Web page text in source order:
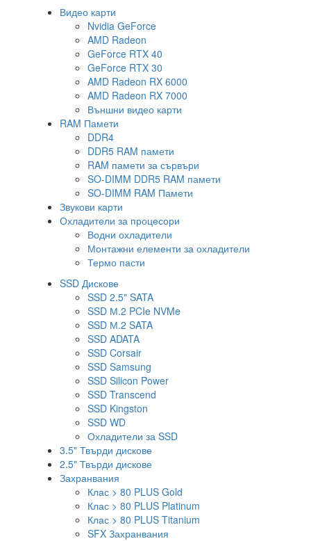
Видео карти
Nvidia GeForce
AMD Radeon
GeForce RTX 40
GeForce RTX 30
AMD Radeon RX 6000
AMD Radeon RX 7000
Външни видео карти
RAM Памети
DDR4
DDR5 RAM памети
RAM памети за сървъри
SO-DIMM DDR5 RAM памети
SO-DIMM RAM Памети
Звукови карти
Охладители за процесори
Водни охладители
Монтажни елементи за охладители
Термо пасти
SSD Дискове
SSD 2.5" SATA
SSD М.2 PCIe NVMe
SSD М.2 SATA
SSD ADATA
SSD Corsair
SSD Samsung
SSD Silicon Power
SSD Transcend
SSD Kingston
SSD WD
Охладители за SSD
3.5" Твърди дискове
2.5" Твърди дискове
Захранвания
Клас > 80 PLUS Gold
Клас > 80 PLUS Platinum
Клас > 80 PLUS Titanium
SFX Захранвания